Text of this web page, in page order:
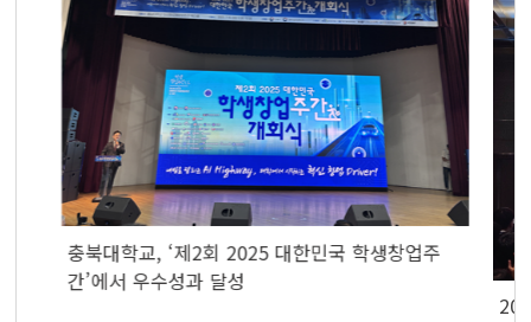
충북대학교, ‘제2회 2025 대한민국 학생창업주
간’에서 우수성과 달성